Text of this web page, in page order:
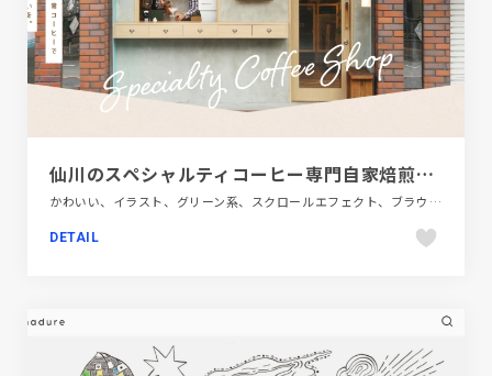
仙川のスペシャルティコーヒー専門自家焙煎店 カフェカホン
かわいい、イラスト、グリーン系、スクロールエフェクト、ブラウン系、ブルー系、ベージュ・ゴールド系、ポップ、モーション多め、大きめ写真、施設・店舗サイト、飲食店・グルメ・ウェディング
DETAIL